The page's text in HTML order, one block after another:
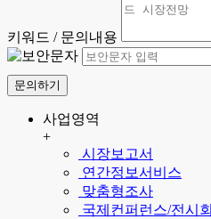
키워드 / 문의내용
문의하기
사업영역
+
시장보고서
연간정보서비스
맞춤형조사
국제컨퍼런스/전시회